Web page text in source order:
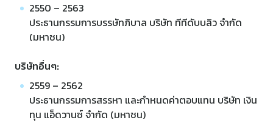
2550 – 2563
ประธานกรรมการบรรษัทภิบาล บริษัท ทีทีดับบลิว จำกัด
(มหาชน)
บริษัทอื่นๆ:
2559 – 2562
ประธานกรรมการสรรหา และกำหนดค่าตอบแทน บริษัท เงิน
ทุน แอ็ดวานซ์ จำกัด (มหาชน)